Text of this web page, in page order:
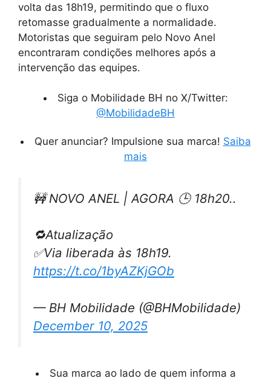
volta das 18h19, permitindo que o fluxo
retomasse gradualmente a normalidade.
Motoristas que seguiram pelo Novo Anel
encontraram condições melhores após a
intervenção das equipes.
Siga o Mobilidade BH no X/Twitter:
@MobilidadeBH
Quer anunciar? Impulsione sua marca! Saiba
mais
🚧 NOVO ANEL | AGORA 🕒 18h20..
🔁Atualização
✅Via liberada às 18h19.
https://t.co/1byAZKjGOb
— BH Mobilidade (@BHMobilidade)
December 10, 2025
Sua marca ao lado de quem informa a